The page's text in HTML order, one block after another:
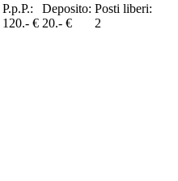
P.p.P.:
120.- €
Deposito:
20.- €
Posti liberi:
2